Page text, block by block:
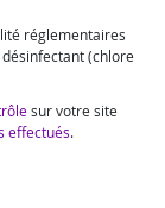
réglementaires
(chlore
sur votre site
effectués.